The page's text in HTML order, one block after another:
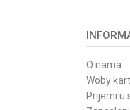
O nama
Woby
Prijemi u